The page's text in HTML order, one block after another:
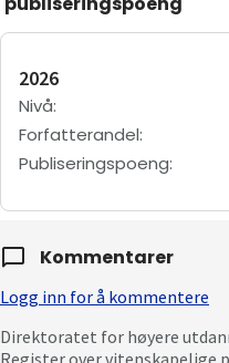
2026
Nivå:
Forfatterandel:
Publiseringspoeng:
Kommentarer
Logg inn for å kommentere
Direktoratet for høyere
Register over vitenskapelige